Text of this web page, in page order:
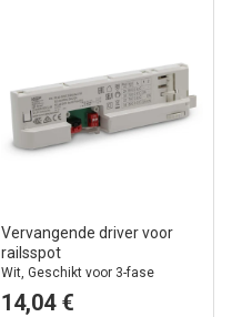
Vervangende driver voor
railsspot
Wit, Geschikt voor 3-fase
railsspot, 24-42V, 650-800mA
14,04 €